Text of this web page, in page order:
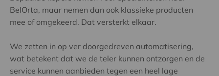
BelOrta, maar nemen dan ook klassieke producten
mee of omgekeerd. Dat versterkt elkaar.
We zetten in op ver doorgedreven automatisering,
wat betekent dat we de teler kunnen ontzorgen en de
service kunnen aanbieden tegen een heel lage